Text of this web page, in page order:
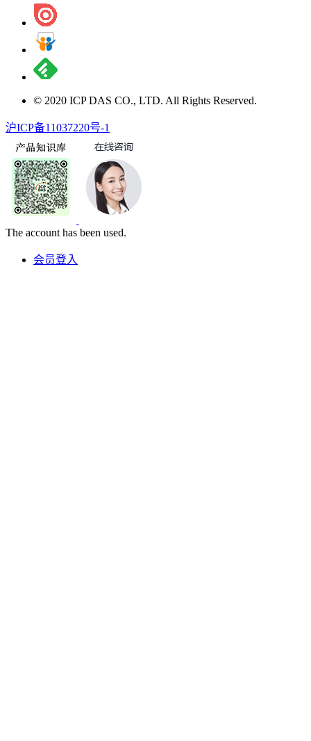
© 2020 ICP DAS CO., LTD. All Rights Reserved.
沪ICP备11037220号-1
The account has been used.
会员登入